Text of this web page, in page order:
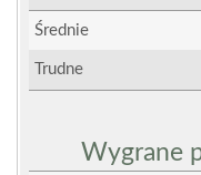
Średnie
Trudne
Wygrane